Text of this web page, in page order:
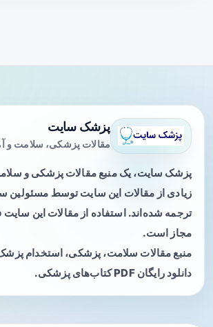
پزشک سایت
مقالات پزشکی، سلامت و
پزشک سایت، یک منبع مقالات پزشکی و
زیادی از مقالات این سایت توسط مسئولین
ترجمه شده‌اند. استفاده از مقالات این سایت
مجاز است.
منبع مقالات سلامت، پزشکی، استخدام
دانلود رایگان PDF کتاب‌های پزشکی.